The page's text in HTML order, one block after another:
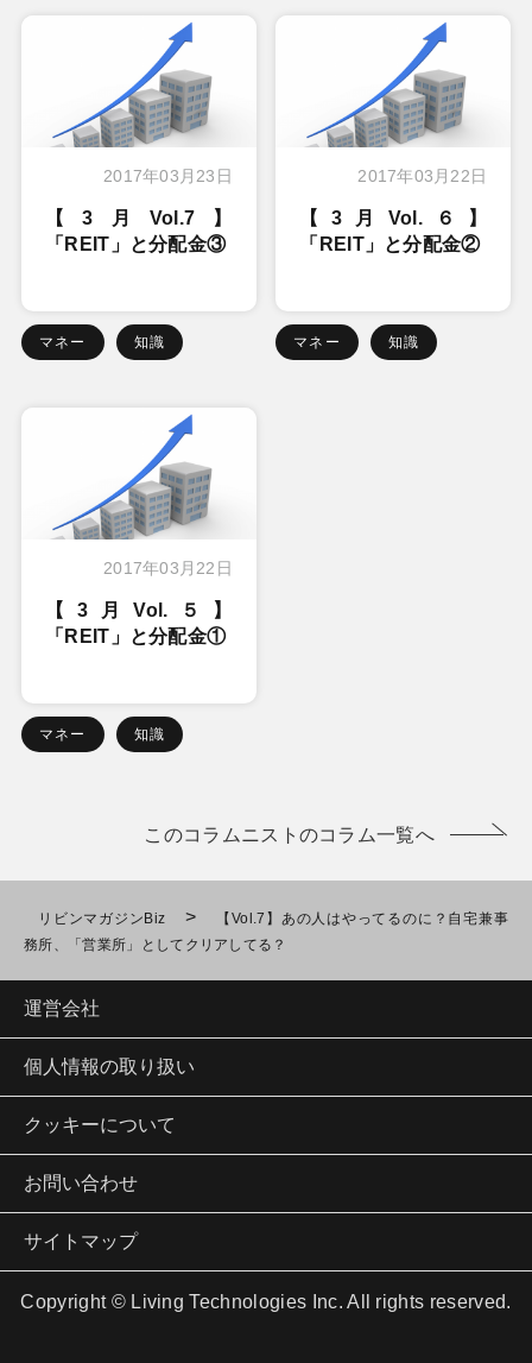
2017年03月23日
【3月Vol.7】
「REIT」と分配金③
マネー 知識
2017年03月22日
【3月Vol.６】
「REIT」と分配金②
マネー 知識
2017年03月22日
【3月Vol.５】
「REIT」と分配金①
マネー 知識
このコラムニストのコラム一覧へ
リビンマガジンBiz >
【Vol.7】あの人はやってるのに？自宅兼事
務所、「営業所」としてクリアしてる？
運営会社
個人情報の取り扱い
クッキーについて
お問い合わせ
サイトマップ
Copyright © Living Technologies Inc. All rights reserved.